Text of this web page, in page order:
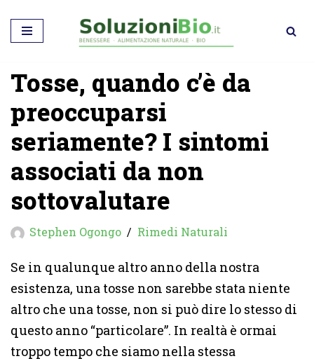
Vai
contenuto
Tosse, quando c’è da
preoccuparsi
seriamente? I sintomi
associati da non
sottovalutare
Stephen Ogongo Rimedi Naturali
Se in qualunque altro anno della nostra
esistenza, una tosse non sarebbe stata niente
altro che una tosse, non si può dire lo stesso di
questo anno “particolare”. In realtà è ormai
troppo tempo che siamo nella stessa